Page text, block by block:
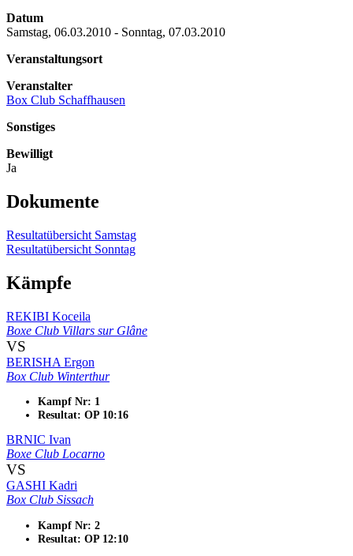
Datum
Samstag, 06.03.2010 - Sonntag, 07.03.2010
Veranstaltungsort
Veranstalter
Box Club Schaffhausen
Sonstiges
Bewilligt
Ja
Dokumente
Resultatübersicht Samstag
Resultatübersicht Sonntag
Kämpfe
REKIBI Koceila
Boxe Club Villars sur Glâne
VS
BERISHA Ergon
Box Club Winterthur
Kampf Nr: 1
Resultat: OP 10:16
BRNIC Ivan
Boxe Club Locarno
VS
GASHI Kadri
Box Club Sissach
Kampf Nr: 2
Resultat: OP 12:10